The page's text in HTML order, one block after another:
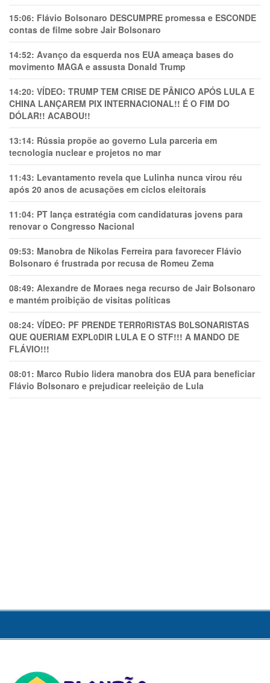
15:06: Flávio Bolsonaro DESCUMPRE promessa e ESCONDE
contas de filme sobre Jair Bolsonaro
14:52: Avanço da esquerda nos EUA ameaça bases do
movimento MAGA e assusta Donald Trump
14:20: VÍDEO: TRUMP TEM CRlSE DE PÂNlCO APÓS LULA E
CHINA LANÇAREM PIX INTERNACIONAL!! É O FIM DO
DÓLAR!! ACABOU!!
13:14: Rússia propõe ao governo Lula parceria em
tecnologia nuclear e projetos no mar
11:43: Levantamento revela que Lulinha nunca virou réu
após 20 anos de acusações em ciclos eleitorais
11:04: PT lança estratégia com candidaturas jovens para
renovar o Congresso Nacional
09:53: Manobra de Nikolas Ferreira para favorecer Flávio
Bolsonaro é frustrada por recusa de Romeu Zema
08:49: Alexandre de Moraes nega recurso de Jair Bolsonaro
e mantém proibição de visitas políticas
08:24: VÍDEO: PF PRENDE TERR0RlSTAS B0LSONARlSTAS
QUE QUERIAM EXPL0DlR LULA E O STF!!! A MANDO DE
FLÁVIO!!!
08:01: Marco Rubio lidera manobra dos EUA para beneficiar
Flávio Bolsonaro e prejudicar reeleição de Lula